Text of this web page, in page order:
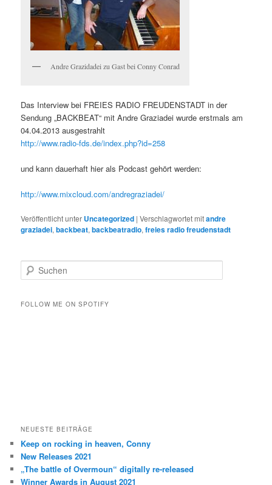
Andre Grazidadei zu Gast bei Conny Conrad
Das Interview bei FREIES RADIO FREUDENSTADT in der
Sendung „BACKBEAT“ mit Andre Graziadei wurde erstmals am
04.04.2013 ausgestrahlt
http://www.radio-fds.de/index.php?id=258
und kann dauerhaft hier als Podcast gehört werden:
http://www.mixcloud.com/andregraziadei/
Veröffentlicht unter Uncategorized |Verschlagwortet mitandre
graziadei,backbeat,backbeatradio,freies radio freudenstadt
u
h
FOLLOW ME ON SPOTIFY
NEUESTE BEITRÄGE
Keep on rocking in heaven, Conny
New Releases 2021
„The battle of Overmoun“ digitally re-released
Winner Awards in August 2021